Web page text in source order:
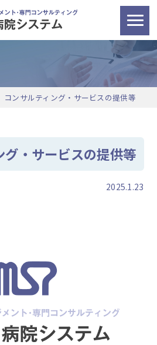
コンサルティング・サービスの提供等
グ・サービスの提供等
2025.1.23